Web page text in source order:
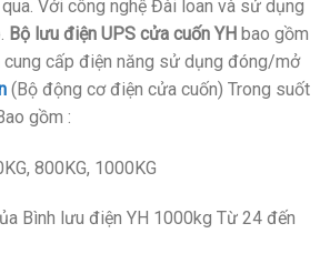
Với công nghệ Đài loan và sử dụng
Bộ lưu điện UPS cửa cuốn YH bao gồm
cấp điện năng sử dụng đóng/mở
(Bộ động cơ điện cửa cuốn) Trong suốt
gồm :
800KG, 1000KG
Bình lưu điện YH 1000kg Từ 24 đến